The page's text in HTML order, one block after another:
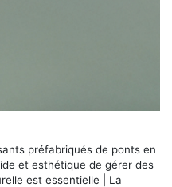
préfabriqués de ponts en
et esthétique de gérer des
est essentielle | La